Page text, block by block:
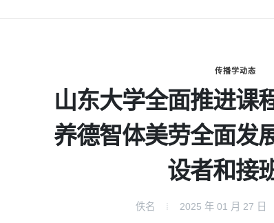
传播学动态
山东大学全面推进课
养德智体美劳全面发
设者和接
佚名 2025 年 01 月 27 日